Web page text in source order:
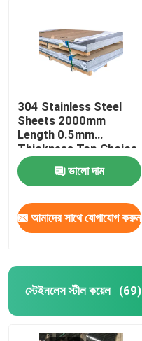
304 Stainless Steel
Sheets 2000mm
Length 0.5mm
Thickness Top Choice
for Industrial
Applicationsভালো দাম
আমাদের সাথে যোগাযোগ করুন
স্টেইনলেস স্টীল কয়েল (69)